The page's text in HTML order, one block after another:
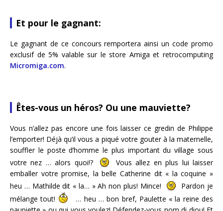
Et pour le gagnant:
Le gagnant de ce concours remportera ainsi un code promo
exclusif de 5% valable sur le store Amiga et retrocomputing
Micromiga.com.
Êtes-vous un héros? Ou une mauviette?
Vous n’allez pas encore une fois laisser ce gredin de Philippe
l’emporter! Déjà qu’il vous a piqué votre gouter à la maternelle,
souffler le poste d’homme le plus important du village sous
votre nez … alors quoi!?
Vous allez en plus lui laisser
emballer votre promise, la belle Catherine dit « la coquine »
heu … Mathilde dit « la… » Ah non plus! Mince!
Pardon je
mélange tout!
… heu … bon bref, Paulette « la reine des